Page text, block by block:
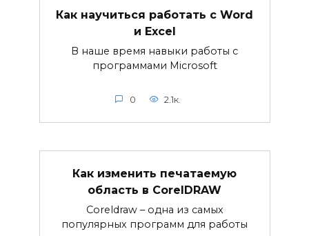
Как научиться работать с Word
и Excel
В наше время навыки работы с
программами Microsoft
0 2.1к.
Как изменить печатаемую
область в CorelDRAW
Coreldraw – одна из самых
популярных программ для работы